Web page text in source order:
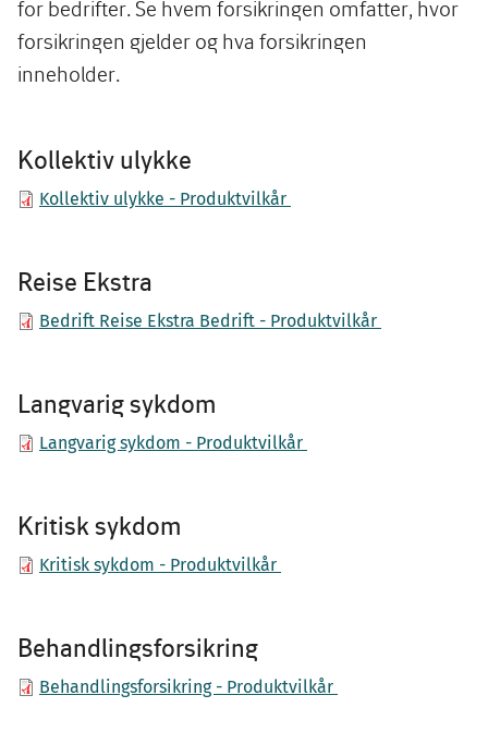
for bedrifter. Se hvem forsikringen omfatter, hvor
forsikringen gjelder og hva forsikringen
inneholder.
Kollektiv ulykke
Kollektiv ulykke - Produktvilkår
Reise Ekstra
Bedrift Reise Ekstra Bedrift - Produktvilkår
Langvarig sykdom
Langvarig sykdom - Produktvilkår
Kritisk sykdom
Kritisk sykdom - Produktvilkår
Behandlingsforsikring
Behandlingsforsikring - Produktvilkår